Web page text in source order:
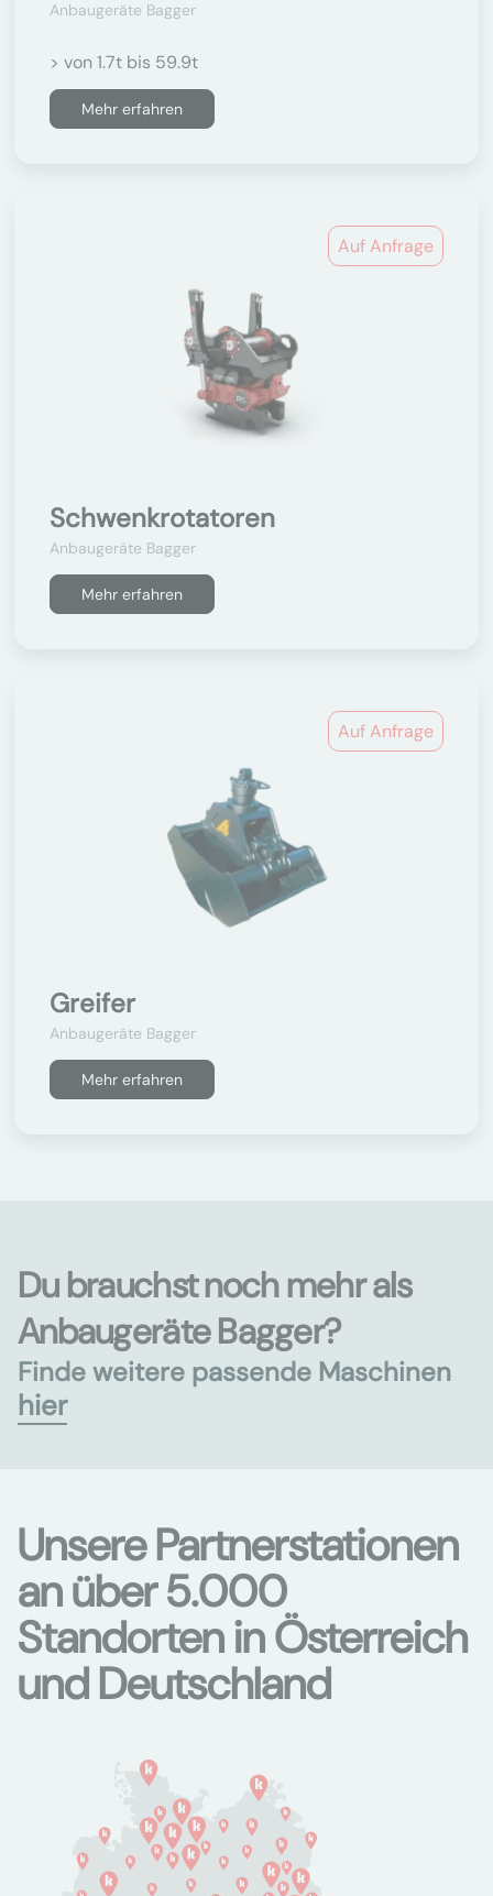
Anbaugeräte Bagger
> von 1.7t bis 59.9t
Mehr erfahren
Auf Anfrage
Schwenkrotatoren
Anbaugeräte Bagger
Mehr erfahren
Auf Anfrage
Greifer
Anbaugeräte Bagger
Mehr erfahren
Du brauchst noch mehr als
Anbaugeräte Bagger?
Finde weitere passende Maschinen
hier
Unsere Partnerstationen
an über 5.000
Standorten in Österreich
und Deutschland